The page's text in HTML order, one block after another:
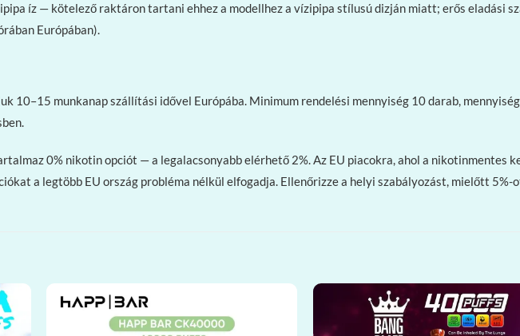
íz — kötelező raktáron tartani ehhez a modellhez a vízipipa stílusú dizján miatt; erős eladási
Európában).
10–15 munkanap szállítási idővel Európába. Minimum rendelési mennyiség 10 darab,
0% nikotin opciót — a legalacsonyabb elérhető 2%. Az EU piacokra, ahol a nikotinmentes
a legtöbb EU ország probléma nélkül elfogadja. Ellenőrizze a helyi szabályozást, mielőtt 5%-